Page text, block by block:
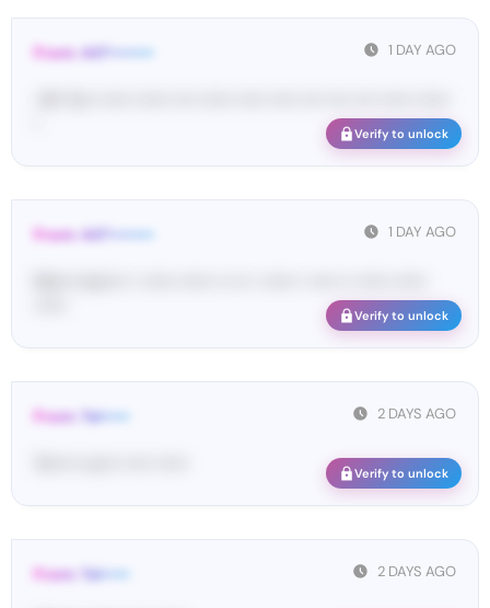
1 DAY AGO
From: 447••••••••
Verify to unlock
1 DAY AGO
From: 447••••••••
Verify to unlock
2 DAYS AGO
From: Tel•••••
Verify to unlock
2 DAYS AGO
From: Tel•••••